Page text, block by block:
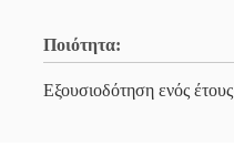
Ποιότητα:
Εξουσιοδότηση ενός έτους